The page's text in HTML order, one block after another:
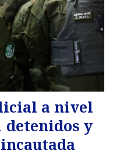
a nivel
detenidos y